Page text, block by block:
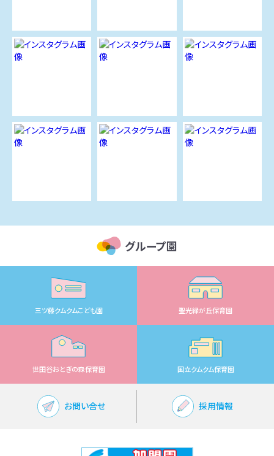
グループ園
三ツ藤クムクムこども園 聖光緑が丘保育園
世田谷おとぎの森保育園 国立クムクム保育園
お問い合せ 採用情報